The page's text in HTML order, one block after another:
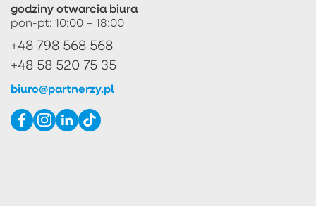
godziny otwarcia biura
pon-pt: 10:00 – 18:00
+48 798 568 568
+48 58 520 75 35
biuro@partnerzy.pl